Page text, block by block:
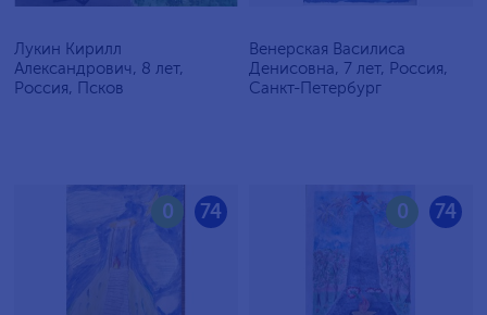
Лукин Кирилл
Александрович, 8 лет,
Россия, Псков
Венерская Василиса
Денисовна, 7 лет, Россия,
Санкт-Петербург
74
0 74
0